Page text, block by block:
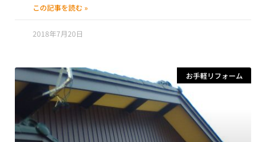
この記事を読む »
2018年7月20日
お手軽リフォーム